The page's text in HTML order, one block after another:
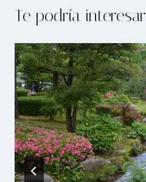
Te podría interesar